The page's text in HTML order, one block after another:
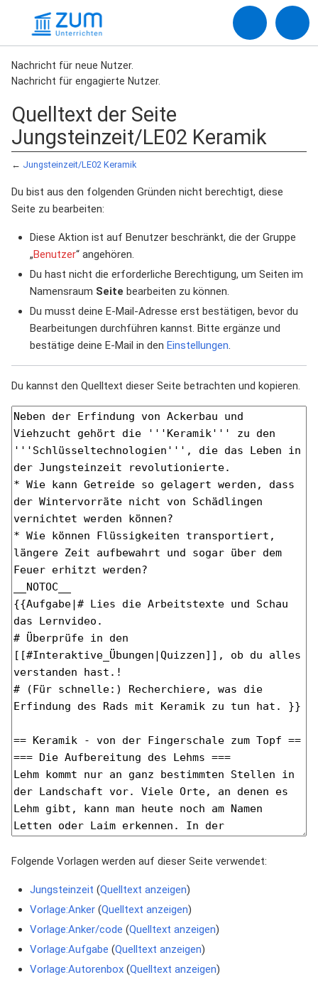
Nachricht für neue Nutzer.
Nachricht für engagierte Nutzer.
Quelltext der Seite
Jungsteinzeit/LE02 Keramik
← Jungsteinzeit/LE02 Keramik
Du bist aus den folgenden Gründen nicht berechtigt, diese
Seite zu bearbeiten:
Diese Aktion ist auf Benutzer beschränkt, die der Gruppe
„Benutzer“ angehören.
Du hast nicht die erforderliche Berechtigung, um Seiten im
Namensraum Seite bearbeiten zu können.
Du musst deine E-Mail-Adresse erst bestätigen, bevor du
Bearbeitungen durchführen kannst. Bitte ergänze und
bestätige deine E-Mail in den Einstellungen.
Du kannst den Quelltext dieser Seite betrachten und kopieren.
Folgende Vorlagen werden auf dieser Seite verwendet:
Jungsteinzeit (Quelltext anzeigen)
Vorlage:Anker(Quelltext anzeigen)
Vorlage:Anker/code (Quelltext anzeigen)
Vorlage:Aufgabe (Quelltext anzeigen)
Vorlage:Autorenbox(Quelltext anzeigen)